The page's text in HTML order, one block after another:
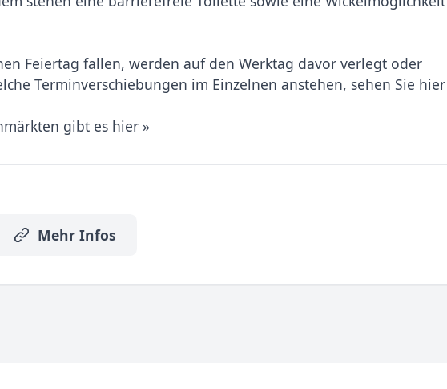
Feiertag fallen, werden auf den Werktag davor verlegt oder
Terminverschiebungen im Einzelnen anstehen, sehen Sie hier
gibt es hier »
Mehr Infos